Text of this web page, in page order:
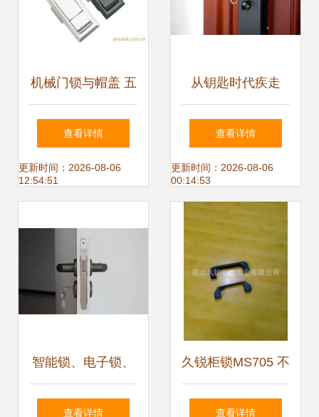
机械门锁与帽盖 五
金配件的精密协作
与批发供应解析
查看详情
更新时间：2026-08-06
12:54:51
从钥匙时代疾走
——我的第一把智
能锁观后感
查看详情
更新时间：2026-08-06
00:14:53
智能锁、电子锁、
机械锁 挑挑看，哪
查看详情
久锐柜锁MS705 不
锈钢电柜门锁的优
查看详情